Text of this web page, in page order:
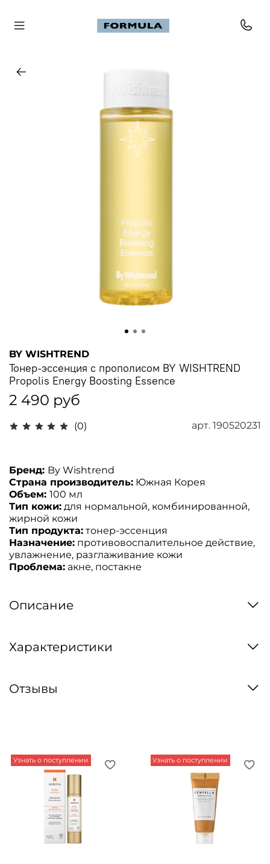
(0) арт. 190520231
BY WISHTREND
Тонер-эссенция с прополисом BY WISHTREND
Propolis Energy Boosting Essence
2 490 руб
Бренд: By Wishtrend
Страна производитель: Южная Корея
Объем: 100 мл
Тип кожи: для нормальной, комбинированной,
жирной кожи
Тип продукта: тонер-эссенция
Назначение: противовоспалительное действие,
увлажнение, разглаживание кожи
Проблема: акне, постакне
Описание
Характеристики
Отзывы
Узнать о поступлении Узнать о поступлении